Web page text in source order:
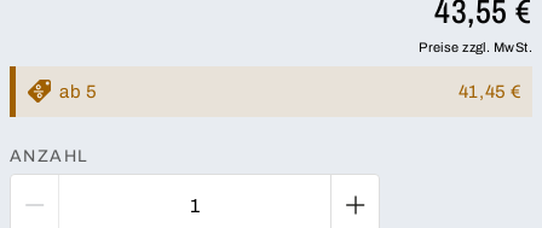
43,55 €
Preise zzgl. MwSt.
ab 5 41,45 €
ANZAHL